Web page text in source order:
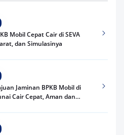
Mobil Cepat Cair di SEVA
dan Simulasinya
Jaminan BPKB Mobil di
Cair Cepat, Aman dan